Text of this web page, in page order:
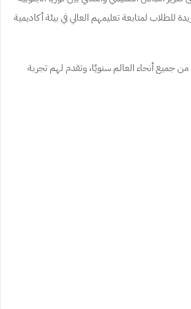
للطلاب لمتابعة تعليمهم العالي في بيئة أكاديمية
جميع أنحاء العالم سنويًا، وتقدم لهم تجربة